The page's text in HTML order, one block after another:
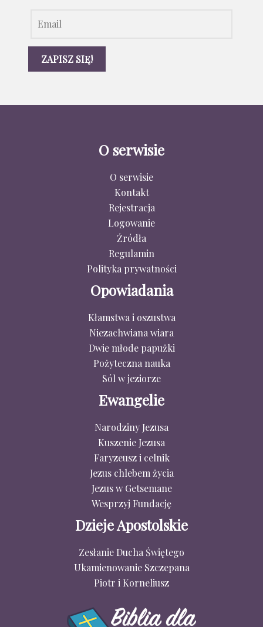
O serwisie
O serwisie
Kontakt
Rejestracja
Logowanie
Źródła
Regulamin
Polityka prywatności
Opowiadania
Kłamstwa i oszustwa
Niezachwiana wiara
Dwie młode papużki
Pożyteczna nauka
Sól w jeziorze
Ewangelie
Narodziny Jezusa
Kuszenie Jezusa
Faryzeusz i celnik
Jezus chlebem życia
Jezus w Getsemane
Wesprzyj Fundację
Dzieje Apostolskie
Zesłanie Ducha Świętego
Ukamienowanie Szczepana
Piotr i Korneliusz